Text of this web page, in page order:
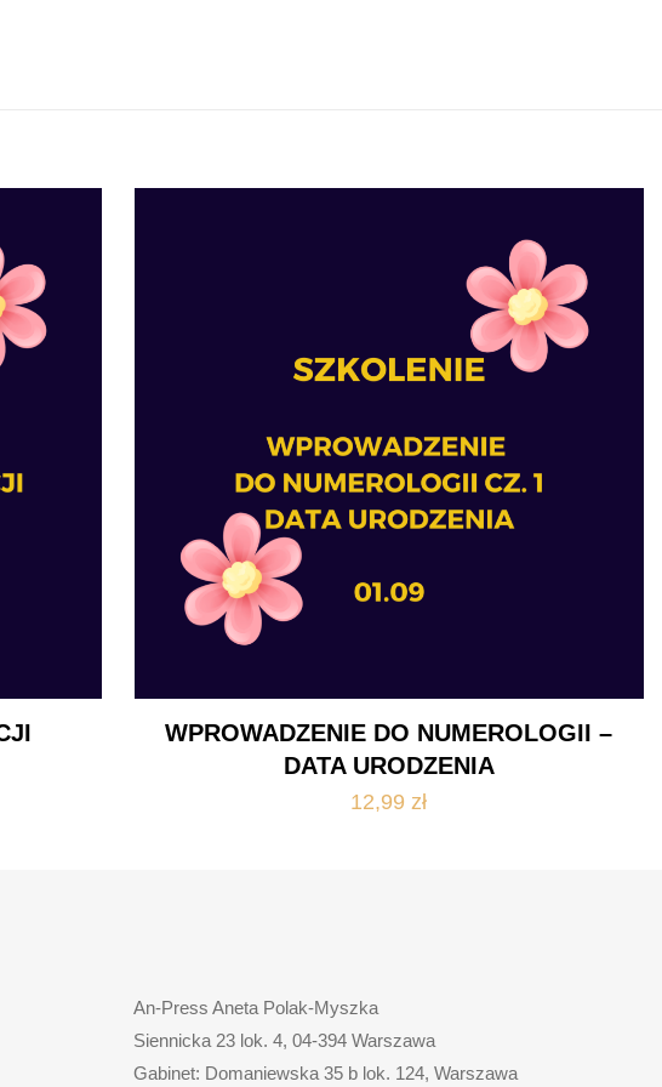
WPROWADZENIE DO NUMEROLOGII –
DATA URODZENIA
12,99 zł
An-Press Aneta Polak-Myszka
Siennicka 23 lok. 4, 04-394 Warszawa
Gabinet: Domaniewska 35 b lok. 124, Warszawa